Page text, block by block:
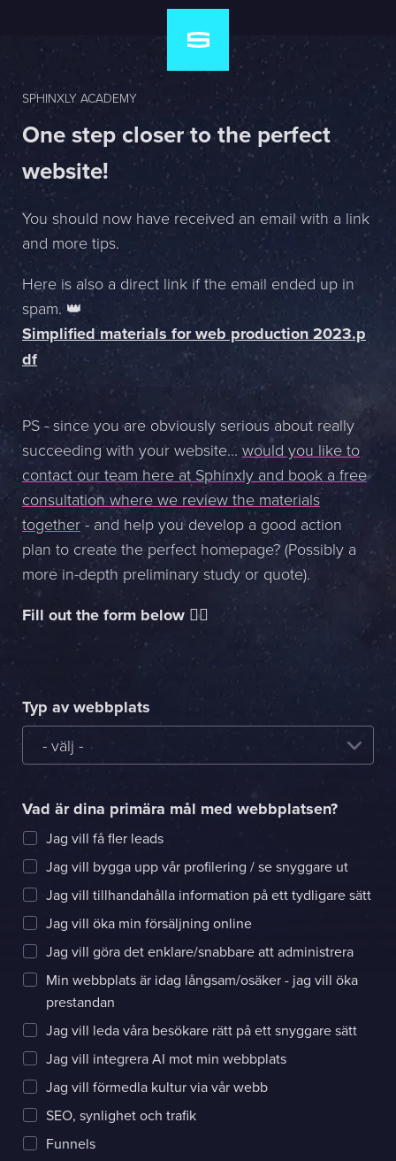
SPHINXLY ACADEMY
One step closer to the perfect
website!
You should now have received an email with a link
and more tips.
Here is also a direct link if the email ended up in
spam. 👑
Simplified materials for web production 2023.p
df
PS - since you are obviously serious about really
succeeding with your website... would you like to
contact our team here at Sphinxly and book a free
consultation where we review the materials
together - and help you develop a good action
plan to create the perfect homepage? (Possibly a
more in-depth preliminary study or quote).
Fill out the form below 👇🏻
Typ av webbplats
- välj -
Vad är dina primära mål med webbplatsen?
Jag vill få fler leads
Jag vill bygga upp vår profilering / se snyggare ut
Jag vill tillhandahålla information på ett tydligare sätt
Jag vill öka min försäljning online
Jag vill göra det enklare/snabbare att administrera
Min webbplats är idag långsam/osäker - jag vill öka
prestandan
Jag vill leda våra besökare rätt på ett snyggare sätt
Jag vill integrera AI mot min webbplats
Jag vill förmedla kultur via vår webb
SEO, synlighet och trafik
Funnels